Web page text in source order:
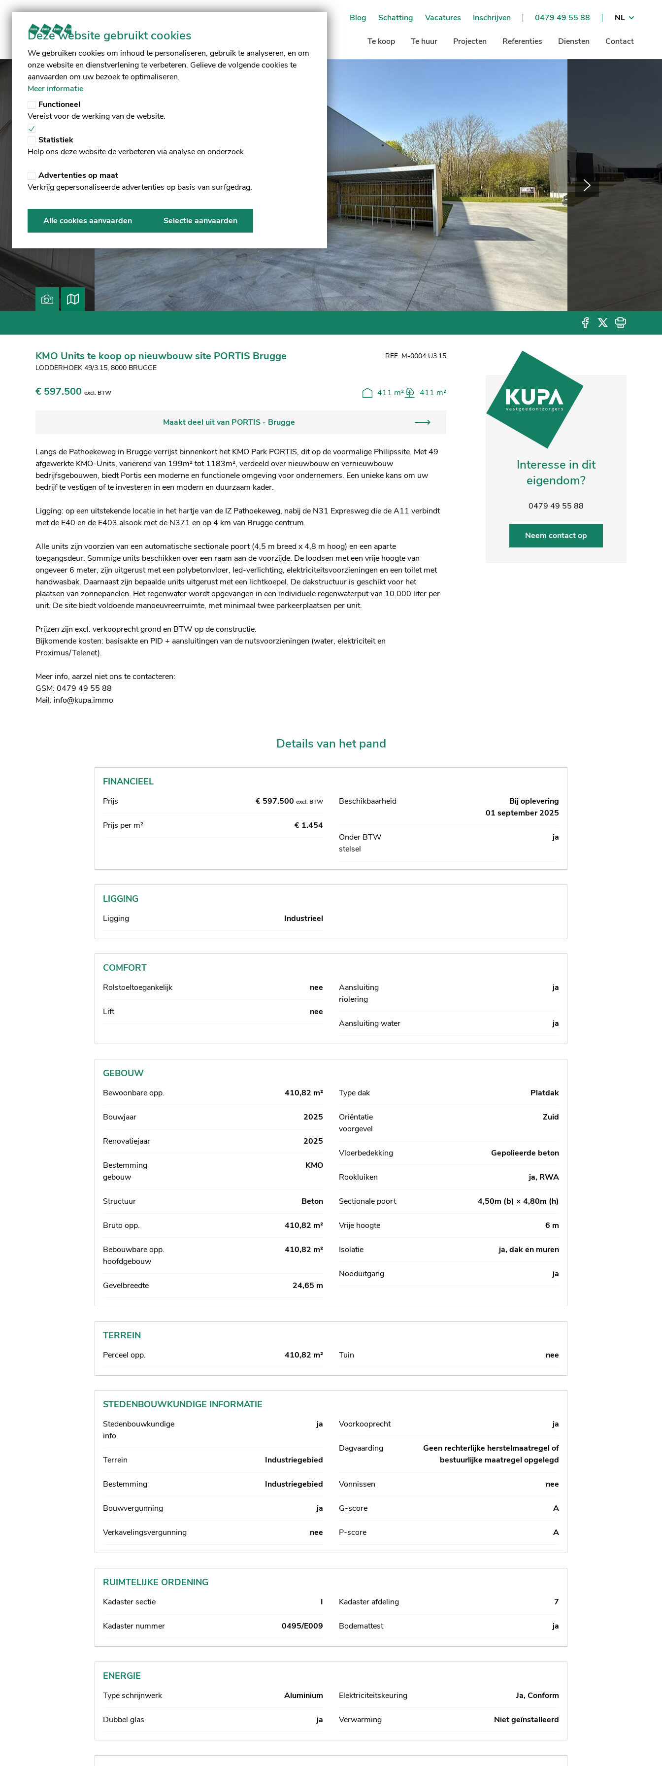
Te koop Te huur Projecten Referenties Diensten Contact
Blog Schatting Vacatures Inschrijven 0479 49 55 88 NL
KMO Units te koop op nieuwbouw site PORTIS Brugge
REF: M-0004 U3.15
LODDERHOEK 49/3.15, 8000 BRUGGE
€ 597.500 excl. BTW 411 m² 411 m²
Maakt deel uit van PORTIS - Brugge
Langs de Pathoekeweg in Brugge verrijst binnenkort het KMO Park PORTIS, dit op de voormalige Philipssite. Met 49
afgewerkte KMO-Units, variërend van 199m² tot 1183m², verdeeld over nieuwbouw en vernieuwbouw
bedrijfsgebouwen, biedt Portis een moderne en functionele omgeving voor ondernemers. Een unieke kans om uw
bedrijf te vestigen of te investeren in een modern en duurzaam kader.
Ligging: op een uitstekende locatie in het hartje van de IZ Pathoekeweg, nabij de N31 Expresweg die de A11 verbindt
met de E40 en de E403 alsook met de N371 en op 4 km van Brugge centrum.
Alle units zijn voorzien van een automatische sectionale poort (4,5 m breed x 4,8 m hoog) en een aparte
toegangsdeur. Sommige units beschikken over een raam aan de voorzijde. De loodsen met een vrije hoogte van
ongeveer 6 meter, zijn uitgerust met een polybetonvloer, led-verlichting, elektriciteitsvoorzieningen en een toilet met
handwasbak. Daarnaast zijn bepaalde units uitgerust met een lichtkoepel. De dakstructuur is geschikt voor het
plaatsen van zonnepanelen. Het regenwater wordt opgevangen in een individuele regenwaterput van 10.000 liter per
unit. De site biedt voldoende manoeuvreerruimte, met minimaal twee parkeerplaatsen per unit.
Prijzen zijn excl. verkooprecht grond en BTW op de constructie.
Bijkomende kosten: basisakte en PID + aansluitingen van de nutsvoorzieningen (water, elektriciteit en
Proximus/Telenet).
Meer info, aarzel niet ons te contacteren:
GSM: 0479 49 55 88
Mail: info@kupa.immo
Interesse in dit
eigendom?
0479 49 55 88
Neem contact op
Details van het pand
FINANCIEEL
Prijs € 597.500 excl. BTW
Prijs per m² € 1.454
Beschikbaarheid
Bij oplevering
01 september 2025
Onder BTW
stelsel
ja
LIGGING
Ligging Industrieel
COMFORT
Rolstoeltoegankelijk nee
Lift nee
Aansluiting
riolering
ja
Aansluiting water ja
GEBOUW
Bewoonbare opp. 410,82 m²
Bouwjaar 2025
Renovatiejaar 2025
Bestemming
gebouw
KMO
Structuur Beton
Bruto opp. 410,82 m²
Bebouwbare opp.
hoofdgebouw
410,82 m²
Gevelbreedte 24,65 m
Type dak Platdak
Oriëntatie
voorgevel
Zuid
Vloerbedekking Gepolieerde beton
Rookluiken ja, RWA
Sectionale poort 4,50m (b) × 4,80m (h)
Vrije hoogte 6 m
Isolatie ja, dak en muren
Nooduitgang ja
TERREIN
Perceel opp. 410,82 m² Tuin nee
STEDENBOUWKUNDIGE INFORMATIE
Stedenbouwkundige
info
ja
Terrein Industriegebied
Bestemming Industriegebied
Bouwvergunning ja
Verkavelingsvergunning nee
Voorkooprecht ja
Dagvaarding
Geen rechterlijke herstelmaatregel of
bestuurlijke maatregel opgelegd
Vonnissen nee
G-score A
P-score A
RUIMTELIJKE ORDENING
Kadaster sectie I
Kadaster nummer 0495/E009
Kadaster afdeling 7
Bodemattest ja
ENERGIE
Type schrijnwerk Aluminium
Dubbel glas ja
Elektriciteitskeuring Ja, Conform
Verwarming Niet geïnstalleerd
Deze website gebruikt cookies
We gebruiken cookies om inhoud te personaliseren, gebruik te analyseren, en om
onze website en dienstverlening te verbeteren. Gelieve de volgende cookies te
aanvaarden om uw bezoek te optimaliseren.
Meer informatie
Functioneel
Vereist voor de werking van de website.
Statistiek
Help ons deze website de verbeteren via analyse en onderzoek.
Advertenties op maat
Verkrijg gepersonaliseerde advertenties op basis van surfgedrag.
Alle cookies aanvaarden Selectie aanvaarden